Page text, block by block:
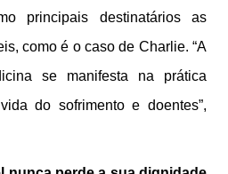
principais destinatários as
como é o caso de Charlie. “A
se manifesta na prática
do sofrimento e doentes”,